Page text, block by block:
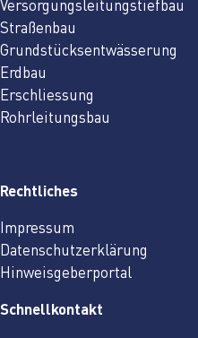
Versorgungsleitungstiefbau
Straßenbau
Grundstücksentwässerung
Erdbau
Erschliessung
Rohrleitungsbau
Rechtliches
Impressum
Datenschutzerklärung
Hinweisgeberportal
Schnellkontakt